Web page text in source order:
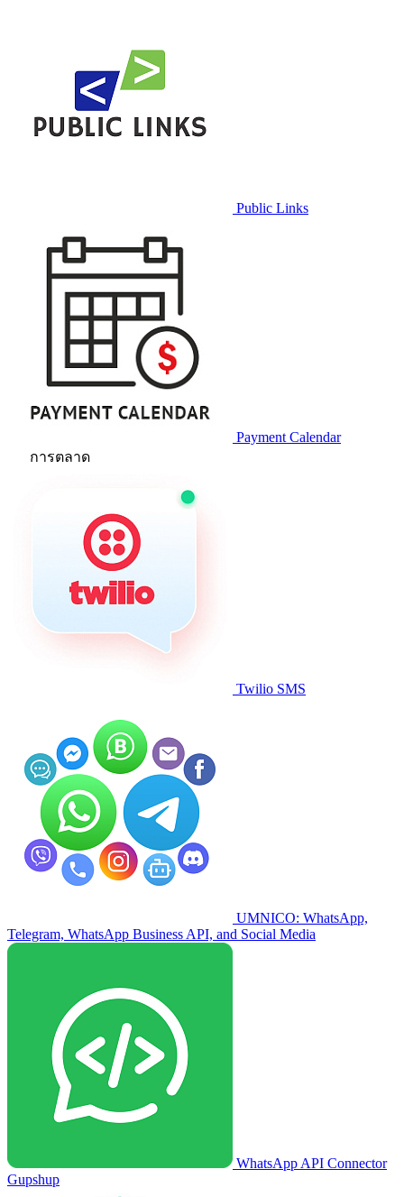
Public Links
Payment Calendar
การตลาด
Twilio SMS
UMNICO: WhatsApp,
Telegram, WhatsApp Business API, and Social Media
WhatsApp API Connector
Gupshup